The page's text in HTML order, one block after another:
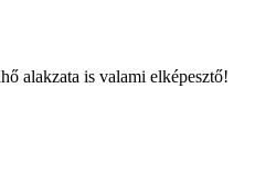
alakzata is valami elképesztő!